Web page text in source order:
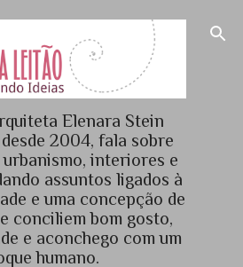
o conteúdo principal
Elenara Stein
2004, fala sobre
interiores e
assuntos ligados à
e uma concepção de
conciliem bom gosto,
e aconchego com um
humano.